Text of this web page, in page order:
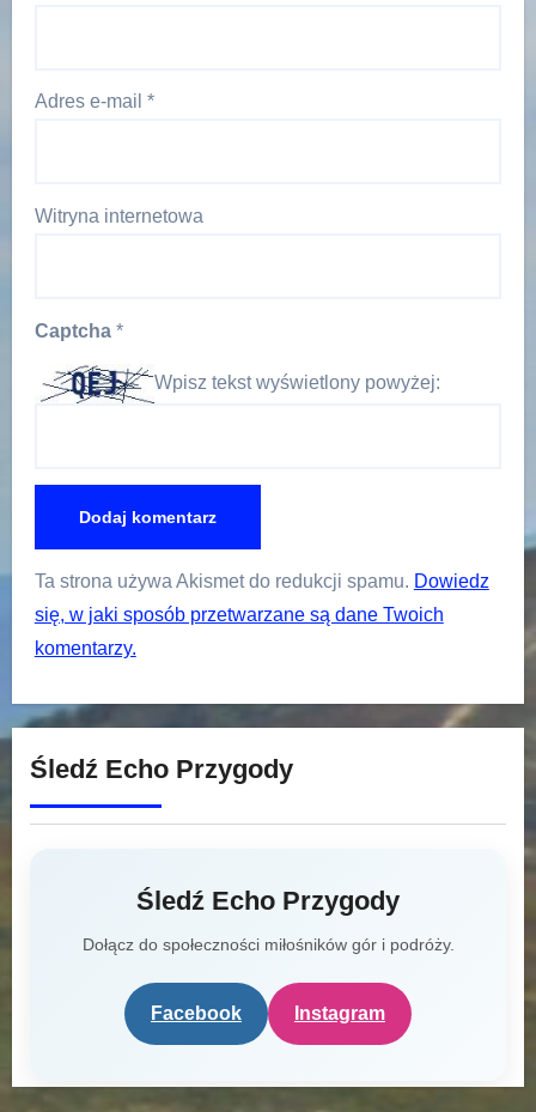
Adres e-mail *
Witryna internetowa
Captcha *
Wpisz tekst wyświetlony powyżej:
Ta strona używa Akismet do redukcji spamu. Dowiedz
się, w jaki sposób przetwarzane są dane Twoich
komentarzy.
Śledź Echo Przygody
Śledź Echo Przygody
Dołącz do społeczności miłośników gór i podróży.
Facebook Instagram